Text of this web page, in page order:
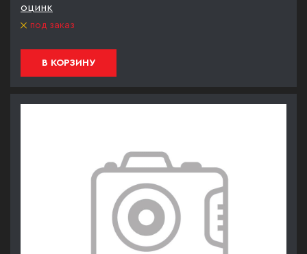
оцинк
под заказ
В КОРЗИНУ